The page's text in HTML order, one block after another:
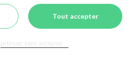
Marquise
Marquise
sans accepter
Tout accepter